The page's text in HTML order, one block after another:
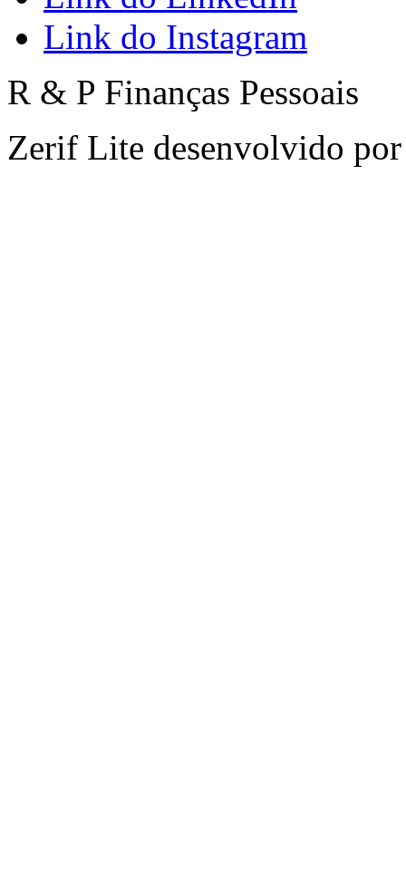
Link do Instagram
R & P Finanças Pessoais
Zerif Lite desenvolvido